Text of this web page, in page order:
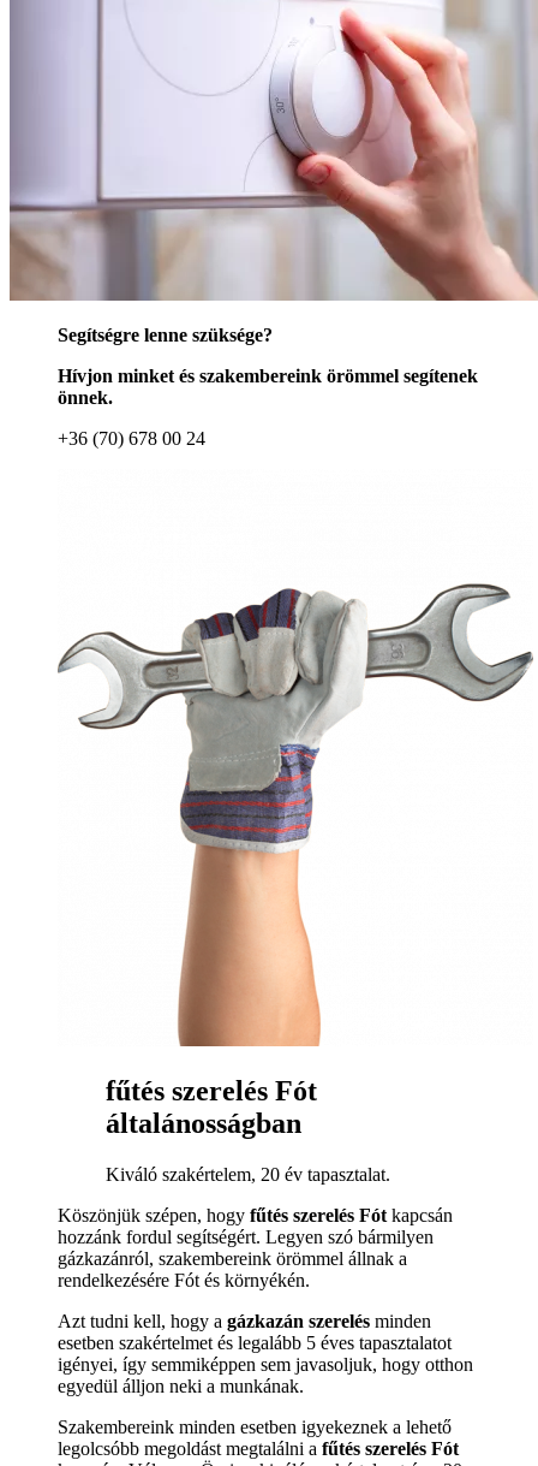
Segítségre lenne szüksége?
Hívjon minket és szakembereink örömmel segítenek
önnek.
+36 (70) 678 00 24
fűtés szerelés Fót
általánosságban
Kiváló szakértelem, 20 év tapasztalat.
Köszönjük szépen, hogy fűtés szerelés Fót kapcsán
hozzánk fordul segítségért. Legyen szó bármilyen
gázkazánról, szakembereink örömmel állnak a
rendelkezésére Fót és környékén.
Azt tudni kell, hogy a gázkazán szerelés minden
esetben szakértelmet és legalább 5 éves tapasztalatot
igényei, így semmiképpen sem javasoljuk, hogy otthon
egyedül álljon neki a munkának.
Szakembereink minden esetben igyekeznek a lehető
legolcsóbb megoldást megtalálni a fűtés szerelés Fót